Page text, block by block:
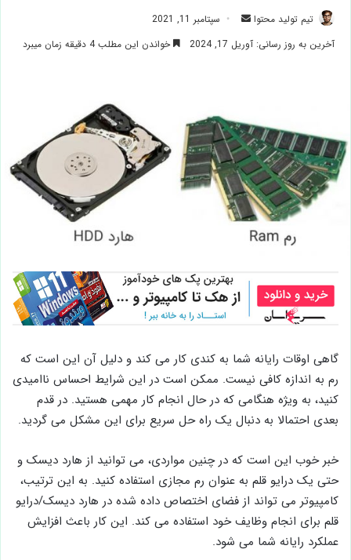
تیم تولید محتوا
ارسال
ایمیل
سپتامبر 11, 2021
آخرین به روز رسانی: آوریل 17, 2024
خواندن این مطلب 4 دقیقه زمان میبرد
گاهی اوقات رایانه شما به کندی کار می کند و دلیل آن این است که
رم به اندازه کافی نیست. ممکن است در این شرایط احساس ناامیدی
کنید، به ویژه هنگامی که در حال انجام کار مهمی هستید. در قدم
بعدی احتمالا به دنبال یک راه حل سریع برای این مشکل می گردید.
خبر خوب این است که در چنین مواردی، می توانید از هارد دیسک و
حتی یک درایو قلم به عنوان رم مجازی استفاده کنید. به این ترتیب،
کامپیوتر می تواند از فضای اختصاص داده شده در هارد دیسک/درایو
قلم برای انجام وظایف خود استفاده می کند. این کار باعث افزایش
عملکرد رایانه شما می شود.